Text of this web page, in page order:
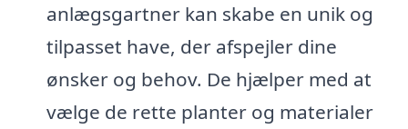
anlægsgartner kan skabe en unik og
tilpasset have, der afspejler dine
ønsker og behov. De hjælper med at
vælge de rette planter og materialer